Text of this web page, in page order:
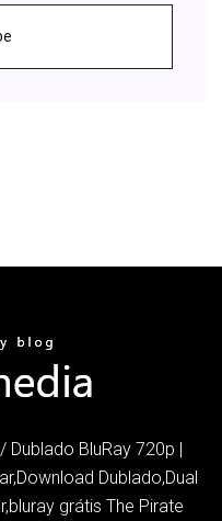
Dublado BluRay 720p |
Dublado,Dual
grátis The Pirate